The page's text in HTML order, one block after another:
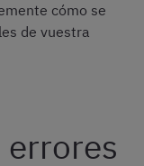
cómo se
de vuestra
errores